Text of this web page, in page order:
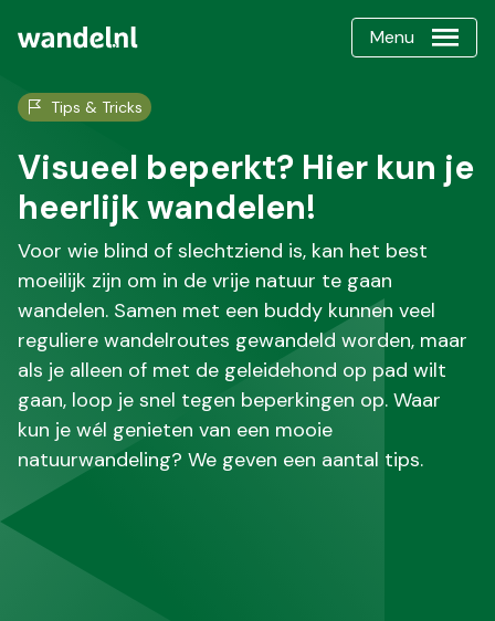
Menu
Tips & Tricks
Visueel beperkt? Hier kun je
heerlijk wandelen!
Voor wie blind of slechtziend is, kan het best
moeilijk zijn om in de vrije natuur te gaan
wandelen. Samen met een buddy kunnen veel
reguliere wandelroutes gewandeld worden, maar
als je alleen of met de geleidehond op pad wilt
gaan, loop je snel tegen beperkingen op. Waar
kun je wél genieten van een mooie
natuurwandeling? We geven een aantal tips.